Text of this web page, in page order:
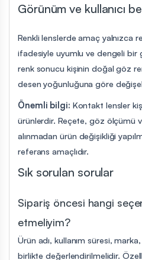
Görünüm ve kullanıcı
Renkli lenslerde amaç yalnızca
ifadesiyle uyumlu ve dengeli
renk sonucu kişinin doğal göz
desen yoğunluğuna göre
Önemli bilgi: Kontakt lensler
ürünlerdir. Reçete, göz ölçümü
alınmadan ürün değişikliği
referans amaçlıdır.
Sık sorulan sorular
Sipariş öncesi hangi
etmeliyim?
Ürün adı, kullanım süresi,
birlikte değerlendirilmelidir.